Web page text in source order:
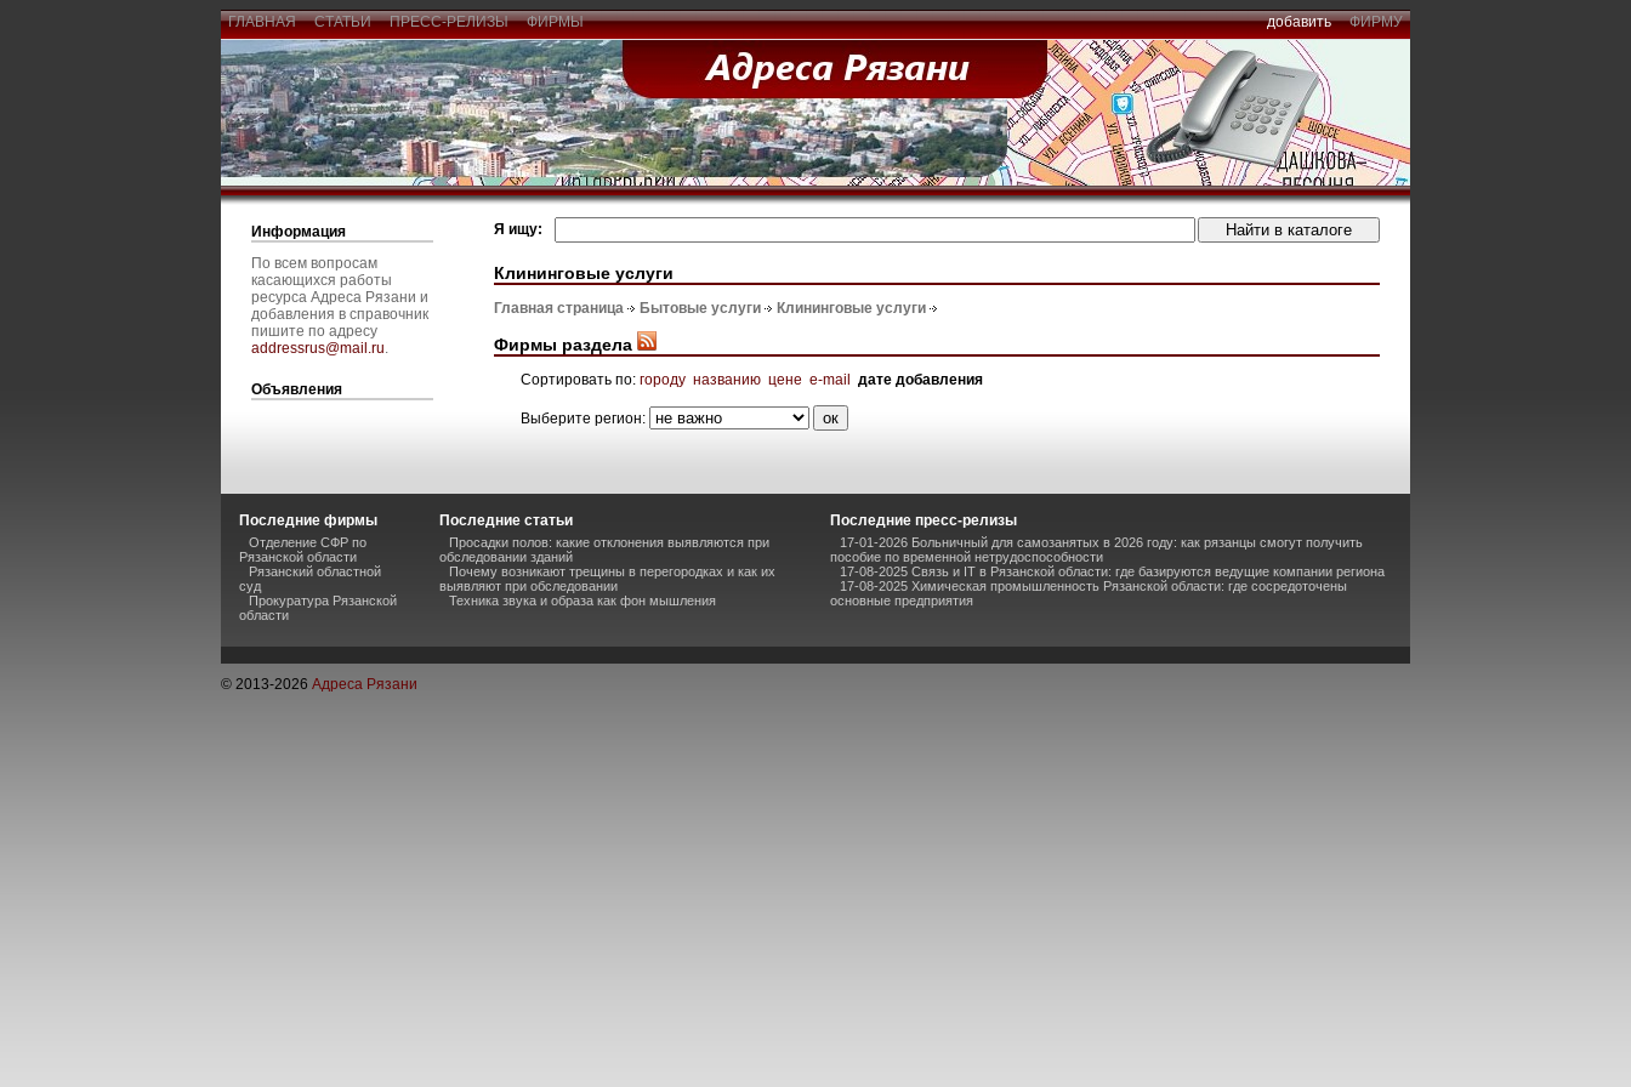
ГЛАВНАЯ СТАТЬИ ПРЕСС-РЕЛИЗЫ ФИРМЫ добавить ФИРМУ
Информация
По всем вопросам
касающихся работы
ресурса Адреса Рязани и
добавления в справочник
пишите по адресу
addressrus@mail.ru.
Объявления
Я ищу:
Клининговые услуги
Главная страница Бытовые услуги Клининговые услуги
Фирмы раздела
Сортировать по: городу названию цене e-mail дате добавления
Выберите регион:
Последние фирмы
Отделение СФР по
Рязанской области
Рязанский областной
суд
Прокуратура Рязанской
области
Последние статьи
Просадки полов: какие отклонения выявляются при
обследовании зданий
Почему возникают трещины в перегородках и как их
выявляют при обследовании
Техника звука и образа как фон мышления
Последние пресс-релизы
17-01-2026 Больничный для самозанятых в 2026 году: как рязанцы смогут получить
пособие по временной нетрудоспособности
17-08-2025 Связь и IT в Рязанской области: где базируются ведущие компании региона
17-08-2025 Химическая промышленность Рязанской области: где сосредоточены
основные предприятия
© 2013-2026 Адреса Рязани